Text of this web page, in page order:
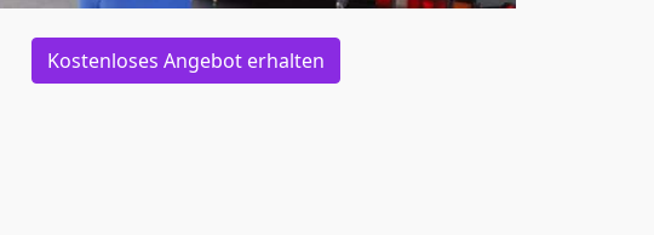
Kostenloses Angebot erhalten